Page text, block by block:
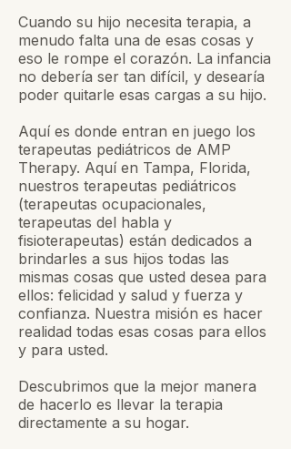
Cuando su hijo necesita terapia, a
menudo falta una de esas cosas y
eso le rompe el corazón. La infancia
no debería ser tan difícil, y desearía
poder quitarle esas cargas a su hijo.
Aquí es donde entran en juego los
terapeutas pediátricos de AMP
Therapy. Aquí en Tampa, Florida,
nuestros terapeutas pediátricos
(terapeutas ocupacionales,
terapeutas del habla y
fisioterapeutas) están dedicados a
brindarles a sus hijos todas las
mismas cosas que usted desea para
ellos: felicidad y salud y fuerza y ​​
confianza. Nuestra misión es hacer
realidad todas esas cosas para ellos
y para usted.
Descubrimos que la mejor manera
de hacerlo es llevar la terapia
directamente a su hogar.